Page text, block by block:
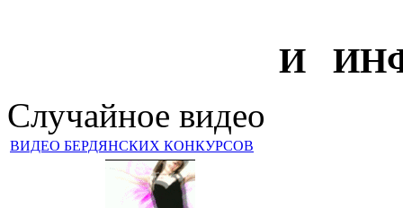
И
Случайное видео
ВИДЕО БЕРДЯНСКИХ КОНКУРСОВ